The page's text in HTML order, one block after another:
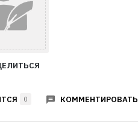
0 КОММЕНТИРОВАТЬ